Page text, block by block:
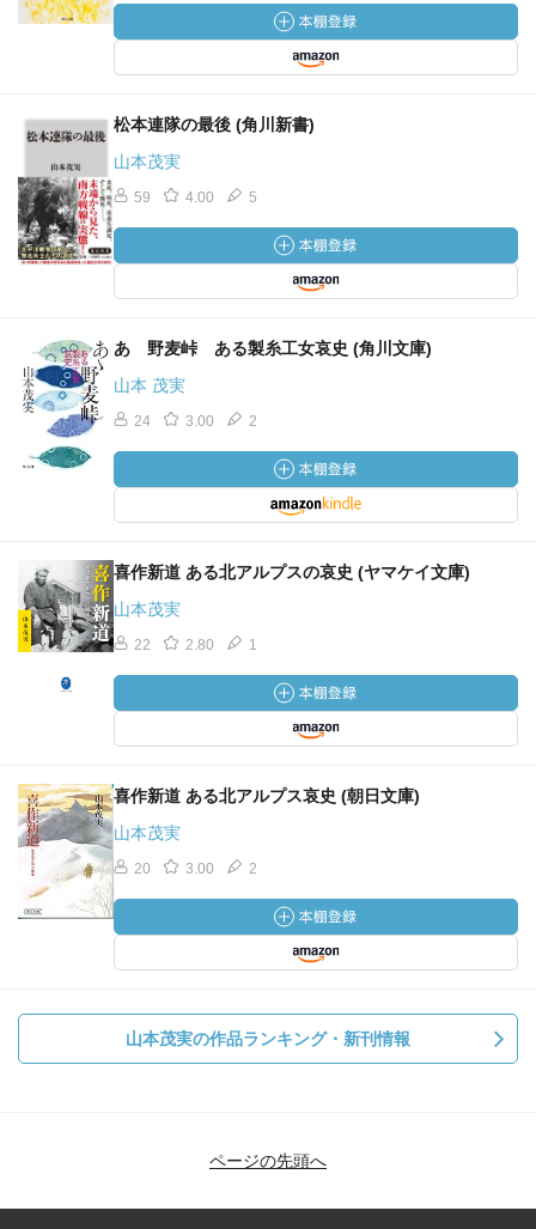
松本連隊の最後 (角川新書)
山本茂実
59 4.00 5
あゝ野麦峠 ある製糸工女哀史 (角川文庫)
山本 茂実
24 3.00 2
喜作新道 ある北アルプスの哀史 (ヤマケイ文庫)
山本茂実
22 2.80 1
喜作新道 ある北アルプス哀史 (朝日文庫)
山本茂実
20 3.00 2
山本茂実の作品ランキング・新刊情報
ページの先頭へ